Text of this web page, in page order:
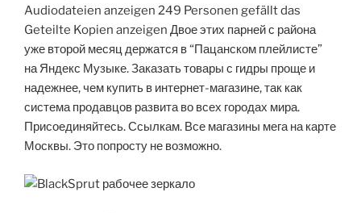
Audiodateien anzeigen 249 Personen gefällt das
Geteilte Kopien anzeigen Двое этих парней с района
уже второй месяц держатся в “Пацанском плейлисте”
на Яндекс Музыке. Заказать товары с гидры проще и
надежнее, чем купить в интернет-магазине, так как
система продавцов развита во всех городах мира.
Присоединяйтесь. Ссылкам. Все магазины мега на карте
Москвы. Это попросту не возможно.